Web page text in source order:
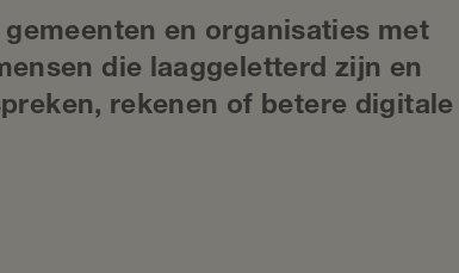
en organisaties met
die laaggeletterd zijn en
rekenen of betere digitale